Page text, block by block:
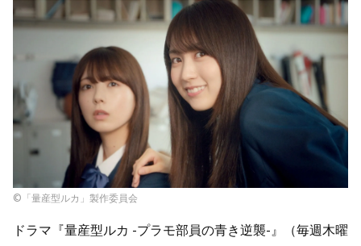
©︎「量産型ルカ」製作委員会
ドラマ『量産型ルカ -プラモ部員の青き逆襲-』（毎週木曜